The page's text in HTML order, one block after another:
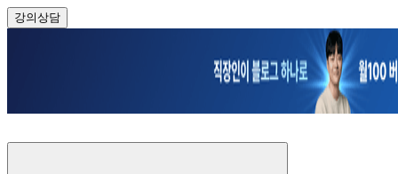
강의상담